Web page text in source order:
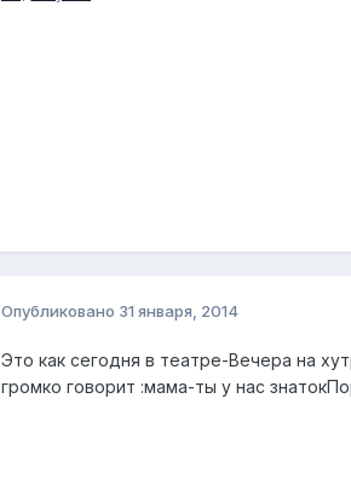
Опубликовано 31 января, 2014
Это как сегодня в театре-Вечера на
громко говорит :мама-ты у нас